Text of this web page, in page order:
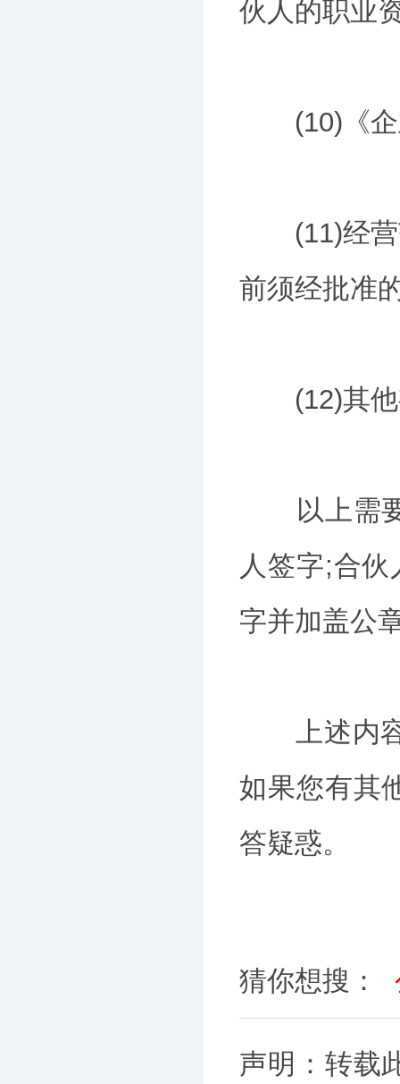
伙人的职业
(10)《企
(11)经营
前须经批准
(12)其他
以上需要
人签字;合
字并加盖公
上述内容
如果您有其
答疑惑。
猜你想搜：
声明：转载